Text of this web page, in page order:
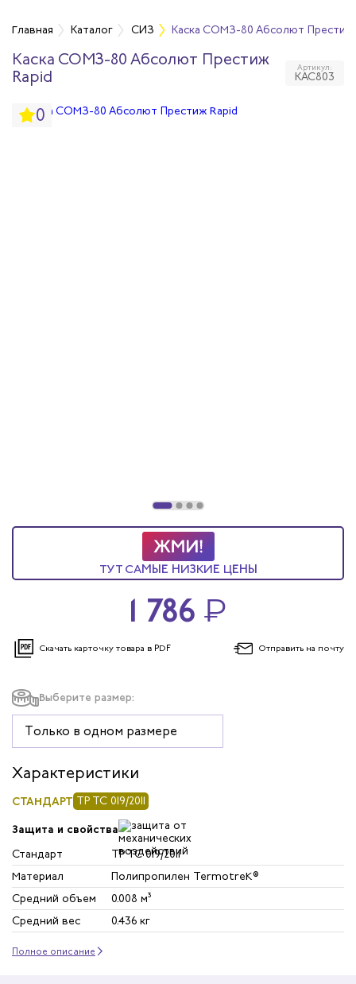
и лица
Главная Каталог СИЗ Каска СОМЗ-80 Абсолют Престиж
Каска СОМЗ-80 Абсолют Престиж
Rapid
Артикул:
КАС803
0
Выберите размер:
Только в одном размере
Характеристики
СТАНДАРТ ТР ТС 019/2011
Защита и свойства
Стандарт
ТР ТС 019/2011
Материал
Полипропилен TermotreK®
Средний объем
0.008 м³
Средний вес
0.436 кг
Полное описание
ТУТ САМЫЕ НИЗКИЕ ЦЕНЫ
1 786 ₽
Скачать карточку товара в PDF Отправить на почту